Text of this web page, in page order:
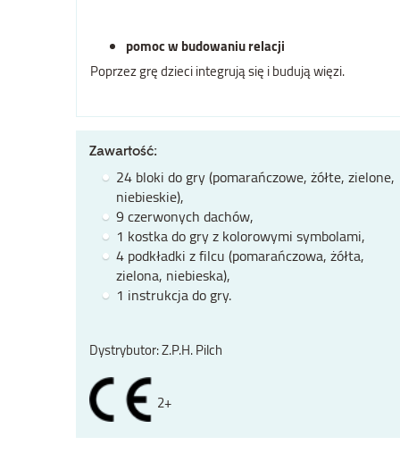
pomoc w budowaniu relacji
Poprzez grę dzieci integrują się i budują więzi.
Zawartość:
24 bloki do gry (pomarańczowe, żółte, zielone,
niebieskie),
9 czerwonych dachów,
1 kostka do gry z kolorowymi symbolami,
4 podkładki z filcu (pomarańczowa, żółta,
zielona, niebieska),
1 instrukcja do gry.
Dystrybutor: Z.P.H. Pilch
2+